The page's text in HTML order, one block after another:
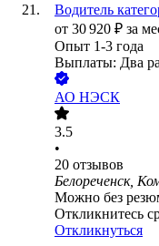
Водитель
от 30 920 ₽ за
Опыт 1-3 года
Выплаты: Два
АО НЭСК
3.5
•
20 отзывов
Белореченск,
Можно без
Откликнитесь
Откликнуться